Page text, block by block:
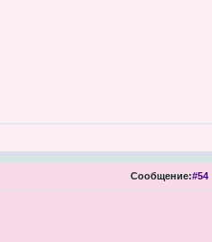
Сообщение:#54